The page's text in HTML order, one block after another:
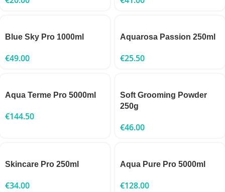
Blue Sky Pro 1000ml
€49.00
Aquarosa Passion 250ml
€25.50
Aqua Terme Pro 5000ml
€144.50
Soft Grooming Powder
250g
€46.00
Skincare Pro 250ml
€34.00
Aqua Pure Pro 5000ml
€128.00